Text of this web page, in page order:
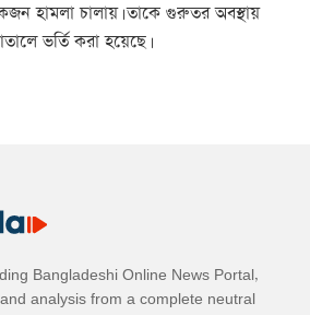
হামলা চালায়। তাকে গুরুতর অবস্থায়
ভর্তি করা হয়েছে।
Bangladeshi Online News Portal,
analysis from a complete neutral